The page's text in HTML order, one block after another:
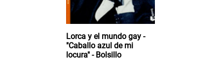
Lorca y el mundo gay -
"Caballo azul de mi
locura" - Bolsillo